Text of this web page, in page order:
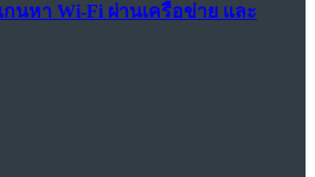
นหา Wi-Fi ผ่านเครือข่าย และ